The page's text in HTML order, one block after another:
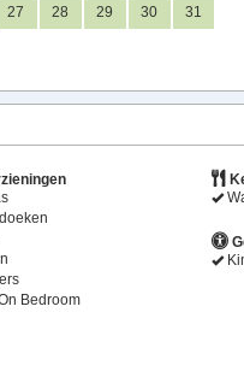
27 28 29 30 31
Bedroom